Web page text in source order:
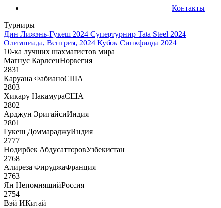
Контакты
Турниры
Дин Лижэнь-Гукеш 2024 Супертурнир Tata Steel 2024
Олимпиада, Венгрия, 2024 Кубок Синкфилда 2024
10-ка лучших шахматистов мира
Магнус КарлсенНорвегия
2831
Каруана ФабианоСША
2803
Хикару НакамураСША
2802
Арджун ЭригайсиИндия
2801
Гукеш ДоммараджуИндия
2777
Нодирбек АбдусатторовУзбекистан
2768
Алиреза ФируджаФранция
2763
Ян НепомнящийРоссия
2754
Вэй ИКитай